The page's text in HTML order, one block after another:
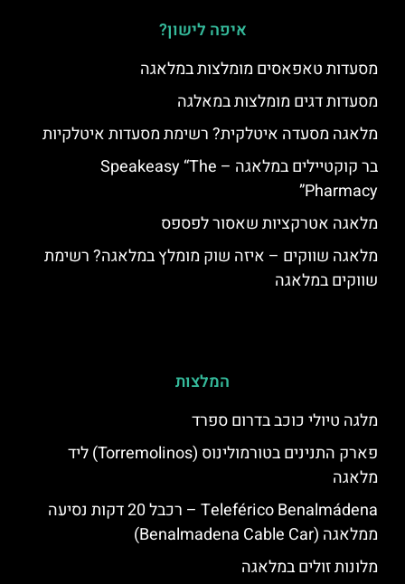
איפה לישון?
מסעדות טאפאסים מומלצות במלאגה
מסעדות דגים מומלצות במאלגה
מלאגה מסעדה איטלקית? רשימת מסעדות איטלקיות
בר קוקטיילים במלאגה – Speakeasy “The
Pharmacy”
מלאגה אטרקציות שאסור לפספס
מלאגה שווקים – איזה שוק מומלץ במלאגה? רשימת
שווקים במלאגה
המלצות
מלגה טיולי כוכב בדרום ספרד
פארק התנינים בטורמולינוס (Torremolinos) ליד
מלאגה
Teleférico Benalmádena – רכבל 20 דקות נסיעה
ממלאגה (Benalmadena Cable Car)
מלונות זולים במלאגה